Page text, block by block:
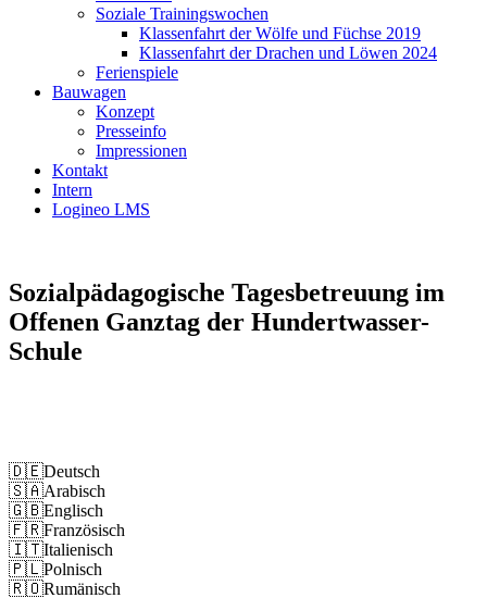
Soziale Trainingswochen
Klassenfahrt der Wölfe und Füchse 2019
Klassenfahrt der Drachen und Löwen 2024
Ferienspiele
Bauwagen
Konzept
Presseinfo
Impressionen
Kontakt
Intern
Logineo LMS
Sozialpädagogische Tagesbetreuung im
Offenen Ganztag der Hundertwasser-
Schule
🇩🇪Deutsch
🇸🇦Arabisch
🇬🇧Englisch
🇫🇷Französisch
🇮🇹Italienisch
🇵🇱Polnisch
🇷🇴Rumänisch